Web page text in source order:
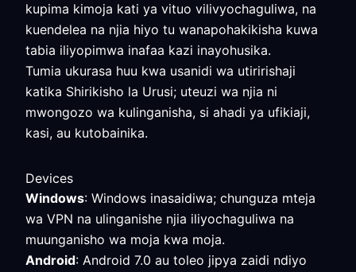
kupima kimoja kati ya vituo vilivyochaguliwa, na
kuendelea na njia hiyo tu wanapohakikisha kuwa
tabia iliyopimwa inafaa kazi inayohusika.
Tumia ukurasa huu kwa usanidi wa utiririshaji
katika Shirikisho la Urusi; uteuzi wa njia ni
mwongozo wa kulinganisha, si ahadi ya ufikiaji,
kasi, au kutobainika.
Devices
Windows: Windows inasaidiwa; chunguza mteja
wa VPN na ulinganishe njia iliyochaguliwa na
muunganisho wa moja kwa moja.
Android: Android 7.0 au toleo jipya zaidi ndiyo